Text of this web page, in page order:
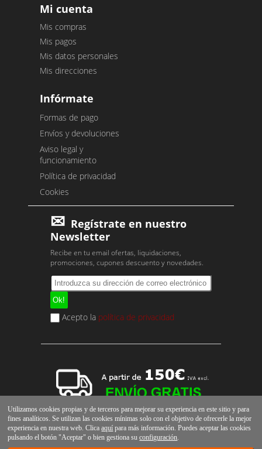
Mi cuenta
Mis compras
Mis pagos
Mis datos personales
Mis direcciones
Infórmate
Formas de pago
Envíos y devoluciones
Aviso legal y
funcionamiento
Política de privacidad
Cookies
Regístrate en nuestro
Newsletter
Recibe en tu email ofertas, liquidaciones,
promociones, cupones descuento y novedades.
Acepto la política de privacidad
Utilizamos cookies propias y de terceros para mejorar su experiencia en este sitio y para
fines analíticos. Se utilizan las cookies mínimas solo con el objetivo de ofrecerle la mejor
experiencia en nuestra web. Clicaaquí para más información. Puedes aceptar las cookies
pulsando el botón "Aceptar" o bien gestiona suconfiguración.